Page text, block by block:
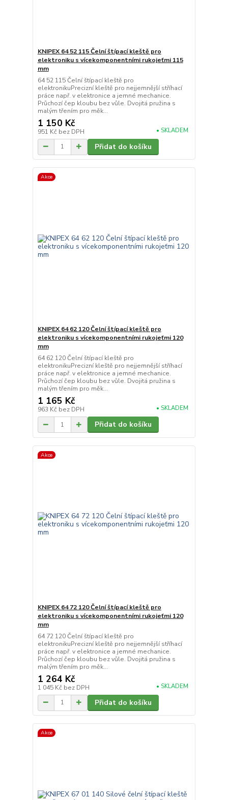
KNIPEX 64 52 115 Čelní štípací kleště pro
elektroniku s vícekomponentními rukojeťmi 115
mm
64 52 115 Čelní štípací kleště pro
elektronikuPrecizní kleště pro nejjemnější stříhací
práce např. v elektronice a jemné mechanice.
Průchozí čep kloubu bez vůle. Dvojitá pružina s
malým třením pro měk...
1 150 Kč
951 Kč bez DPH • SKLADEM
Přidat do košíku
Akce
KNIPEX 64 62 120 Čelní štípací kleště pro
elektroniku s vícekomponentními rukojeťmi 120
mm
64 62 120 Čelní štípací kleště pro
elektronikuPrecizní kleště pro nejjemnější stříhací
práce např. v elektronice a jemné mechanice.
Průchozí čep kloubu bez vůle. Dvojitá pružina s
malým třením pro měk...
1 165 Kč
963 Kč bez DPH • SKLADEM
Přidat do košíku
Akce
KNIPEX 64 72 120 Čelní štípací kleště pro
elektroniku s vícekomponentními rukojeťmi 120
mm
64 72 120 Čelní štípací kleště pro
elektronikuPrecizní kleště pro nejjemnější stříhací
práce např. v elektronice a jemné mechanice.
Průchozí čep kloubu bez vůle. Dvojitá pružina s
malým třením pro měk...
1 264 Kč
1 045 Kč bez DPH • SKLADEM
Přidat do košíku
Akce